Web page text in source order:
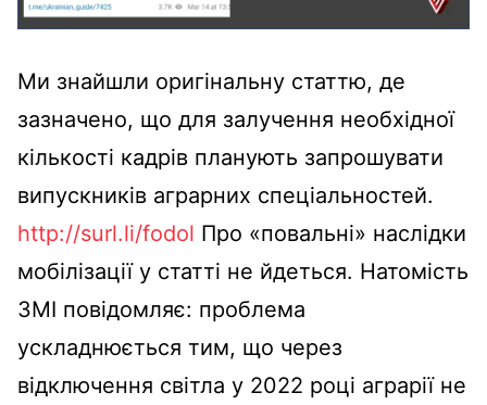
Ми знайшли оригінальну статтю, де
зазначено, що для залучення необхідної
кількості кадрів планують запрошувати
випускників аграрних спеціальностей.
http://surl.li/fodol Про «повальні» наслідки
мобілізації у статті не йдеться. Натомість
ЗМІ повідомляє: проблема
ускладнюється тим, що через
відключення світла у 2022 році аграрії не